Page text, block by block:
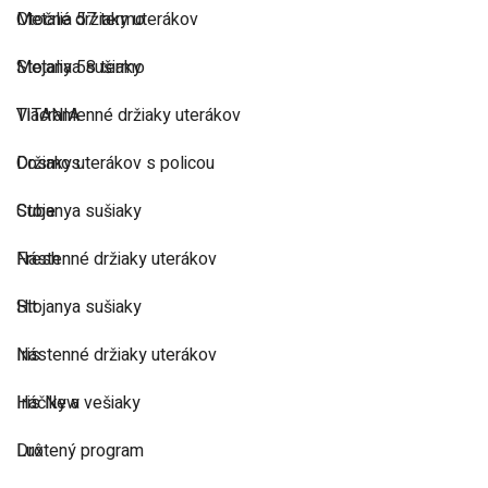
Metalia 57 termo
Metalia 58 termo
TITANIA
Cosmos
Cube
Fresh
Hit
Iris
Iris New
Lux
Otočné držiaky uterákov
Stojanya sušiaky
Viacramenné držiaky uterákov
Držiaky uterákov s policou
Stojanya sušiaky
Nástenné držiaky uterákov
Stojanya sušiaky
Nástenné držiaky uterákov
Háčiky a vešiaky
Drôtený program